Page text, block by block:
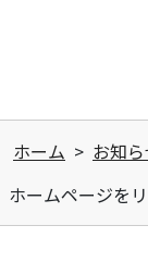
ホーム > お知
ホームページを